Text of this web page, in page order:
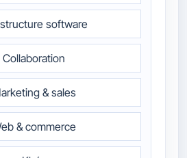
software
Collaboration
& sales
& commerce